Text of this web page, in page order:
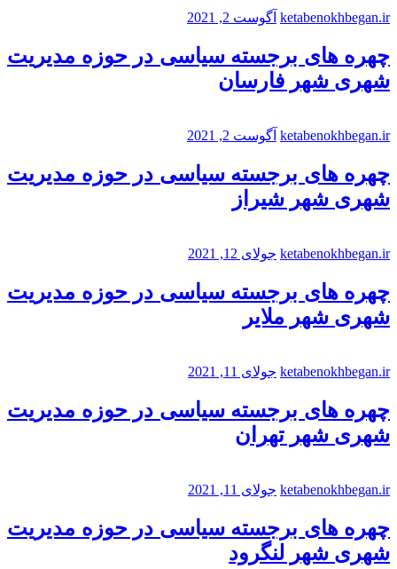
ketabenokhbegan.ir آگوست 2, 2021
چهره های برجسته سیاسی در حوزه مدیریت
شهری شهر فارسان
ketabenokhbegan.ir آگوست 2, 2021
چهره های برجسته سیاسی در حوزه مدیریت
شهری شهر شیراز
ketabenokhbegan.ir جولای 12, 2021
چهره های برجسته سیاسی در حوزه مدیریت
شهری شهر ملایر
ketabenokhbegan.ir جولای 11, 2021
چهره های برجسته سیاسی در حوزه مدیریت
شهری شهر تهران
ketabenokhbegan.ir جولای 11, 2021
چهره های برجسته سیاسی در حوزه مدیریت
شهری شهر لنگرود